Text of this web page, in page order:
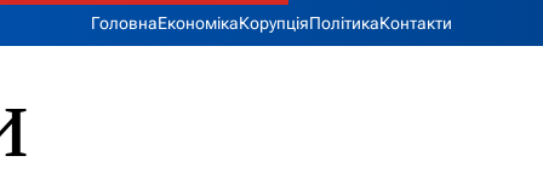
ГоловнаЕкономікаКорупціяПолітикаКонтакти